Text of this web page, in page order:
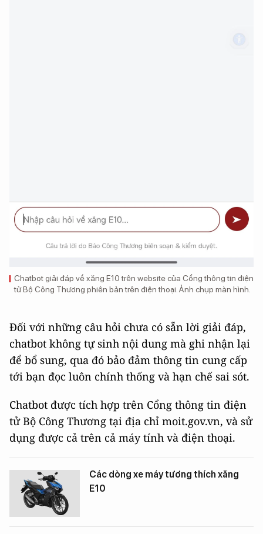
Chatbot giải đáp về xăng E10 trên website của Cổng thông tin điện
tử Bộ Công Thương phiên bản trên điện thoại. Ảnh chụp màn hình.
Đối với những câu hỏi chưa có sẵn lời giải đáp,
chatbot không tự sinh nội dung mà ghi nhận lại
để bổ sung, qua đó bảo đảm thông tin cung cấp
tới bạn đọc luôn chính thống và hạn chế sai sót.
Chatbot được tích hợp trên Cổng thông tin điện
tử Bộ Công Thương tại địa chỉ moit.gov.vn, và sử
dụng được cả trên cả máy tính và điện thoại.
Các dòng xe máy tương thích xăng
E10